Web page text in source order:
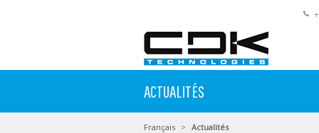
ACTUALITÉS
Français Actualités